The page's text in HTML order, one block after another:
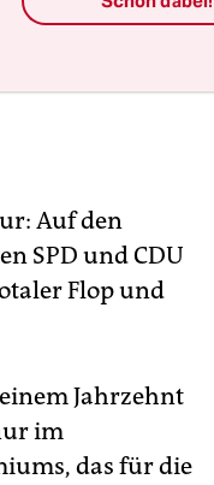
Auf den
SPD und CDU
Flop und
Jahrzehnt
im
das für die